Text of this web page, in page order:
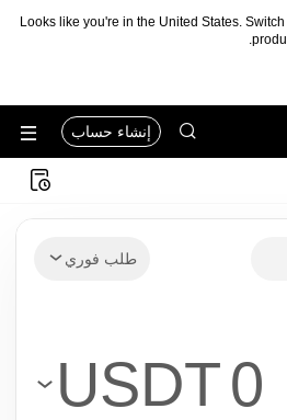
Looks like you're in the United States.
إنشاء حساب
طلب فوري
USDT